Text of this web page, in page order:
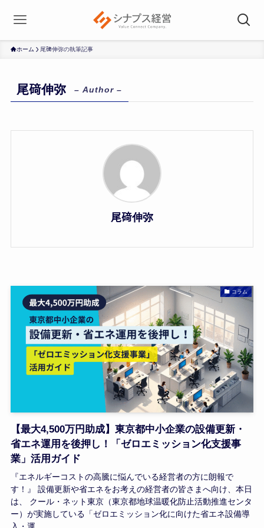
ホーム 尾𥔎伸弥の執筆記事
尾𥔎伸弥 – Author –
尾𥔎伸弥
コラム
【最大4,500万円助成】東京都中小企業の設備更新・
省エネ運用を後押し！「ゼロエミッション化支援事
業」活用ガイド
『エネルギーコストの高騰に悩んでいる経営者の方に朗報で
す！』 設備更新や省エネをお考えの経営者の皆さまへ向け、本日
は、 クール・ネット東京（東京都地球温暖化防止活動推進センタ
ー）が実施している「ゼロエミッション化に向けた省エネ設備導
入・運...